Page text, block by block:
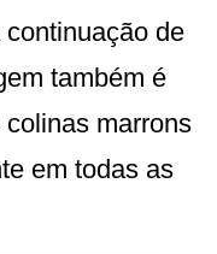
de
também é
marrons
em todas as